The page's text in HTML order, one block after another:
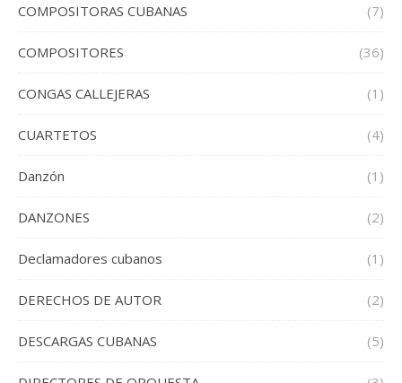
COMPOSITORAS CUBANAS (7)
COMPOSITORES (36)
CONGAS CALLEJERAS (1)
CUARTETOS (4)
Danzón (1)
DANZONES (2)
Declamadores cubanos (1)
DERECHOS DE AUTOR (2)
DESCARGAS CUBANAS (5)